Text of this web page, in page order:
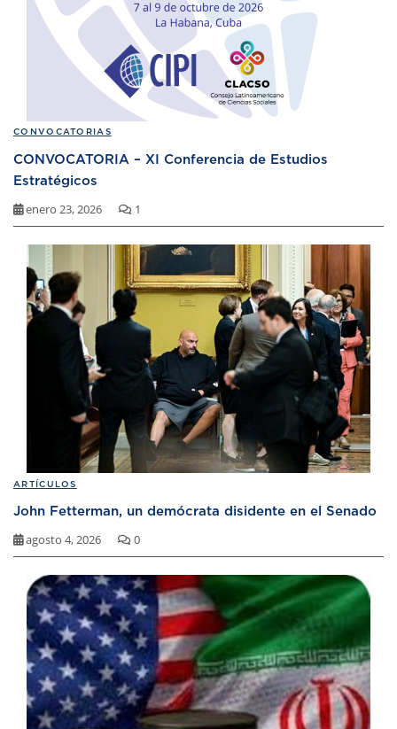
CONVOCATORIAS
CONVOCATORIA – XI Conferencia de Estudios
Estratégicos
enero 23, 2026 1
ARTÍCULOS
John Fetterman, un demócrata disidente en el Senado
agosto 4, 2026 0